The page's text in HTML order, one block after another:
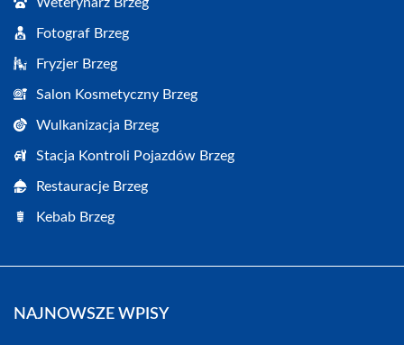
Fotograf Brzeg
Fryzjer Brzeg
Salon Kosmetyczny Brzeg
Wulkanizacja Brzeg
Stacja Kontroli Pojazdów Brzeg
Restauracje Brzeg
Kebab Brzeg
NAJNOWSZE WPISY